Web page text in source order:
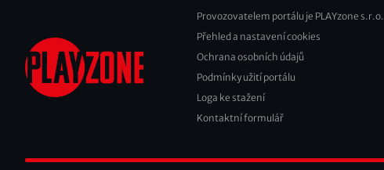
Footer
2
Provozovatelem portálu je PLAYzone s.r.o.
Přehled a nastavení cookies
Ochrana osobních údajů
Podmínky užití portálu
Loga ke stažení
Kontaktní formulář